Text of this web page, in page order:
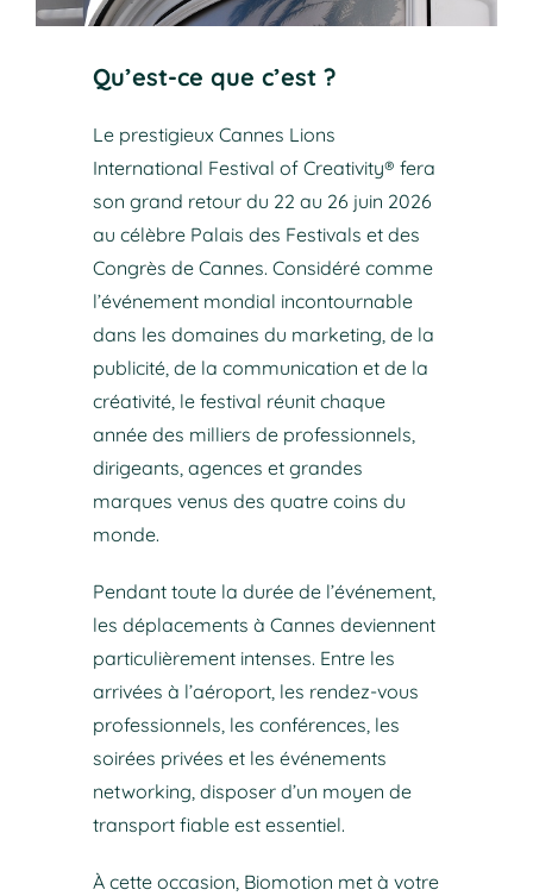
Qu’est-ce que c’est ?
Le prestigieux Cannes Lions
International Festival of Creativity® fera
son grand retour du 22 au 26 juin 2026
au célèbre Palais des Festivals et des
Congrès de Cannes. Considéré comme
l’événement mondial incontournable
dans les domaines du marketing, de la
publicité, de la communication et de la
créativité, le festival réunit chaque
année des milliers de professionnels,
dirigeants, agences et grandes
marques venus des quatre coins du
monde.
Pendant toute la durée de l’événement,
les déplacements à Cannes deviennent
particulièrement intenses. Entre les
arrivées à l’aéroport, les rendez-vous
professionnels, les conférences, les
soirées privées et les événements
networking, disposer d’un moyen de
transport fiable est essentiel.
À cette occasion, Biomotion met à votre